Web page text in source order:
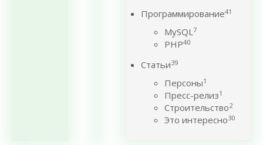
Программирование41
MySQL7
PHP40
Статьи39
Персоны1
Пресс-релиз1
Строительство2
Это интересно30